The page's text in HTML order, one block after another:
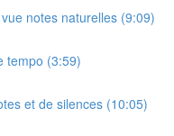
notes naturelles (9:09)
tempo (3:59)
et de silences (10:05)